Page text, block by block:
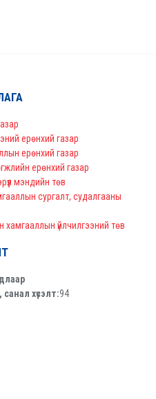
ерөнхий газар
ерөнхий газар
ерөнхий газар
мэндийн төв
сургалт, судалгааны
үйлчилгээний төв
хүсэлт:94